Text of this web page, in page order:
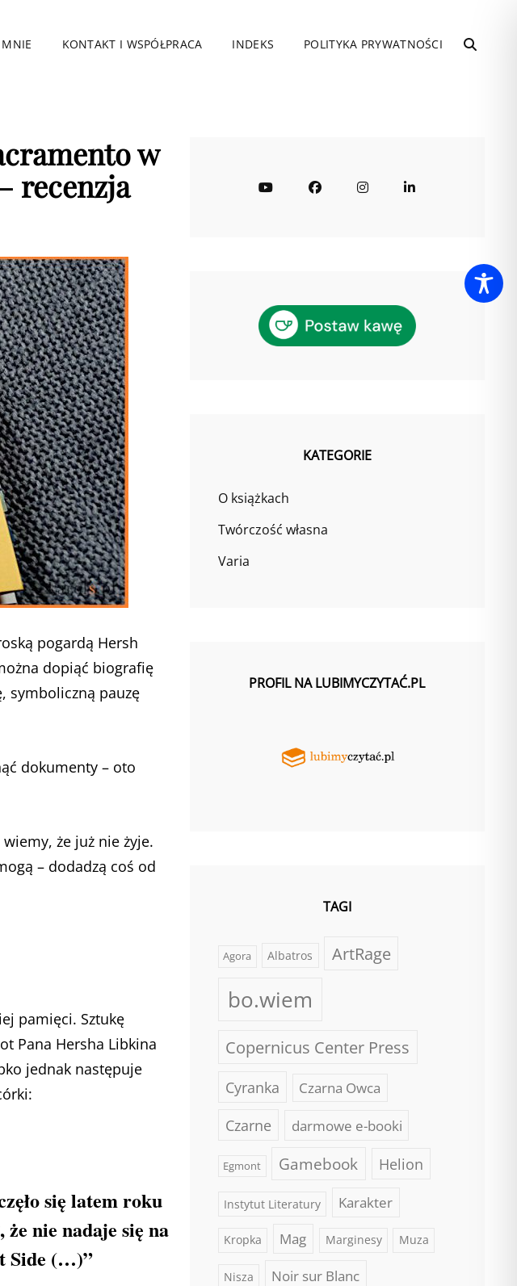
KONTAKT I WSPÓŁPRACA INDEKS POLITYKA PRYWATNOŚCI
w
recenzja
pogardą Hersh
dopiąć biografię
symboliczną pauzę
dokumenty – oto
że już nie żyje.
– dodadzą coś od
pamięci. Sztukę
Pana Hersha Libkina
jednak następuje
się latem roku
nie nadaje się na
Side (…)”
YouTubeFacebookInstagramLinkedIn
KATEGORIE
O książkach
Twórczość własna
Varia
PROFIL NA LUBIMYCZYTAĆ.PL
TAGI
Agora Albatros ArtRage
bo.wiem
Copernicus Center Press
Cyranka Czarna Owca
Czarne darmowe e-booki
Egmont Gamebook Helion
Instytut Literatury Karakter
Kropka Mag Marginesy Muza
Nisza Noir sur Blanc